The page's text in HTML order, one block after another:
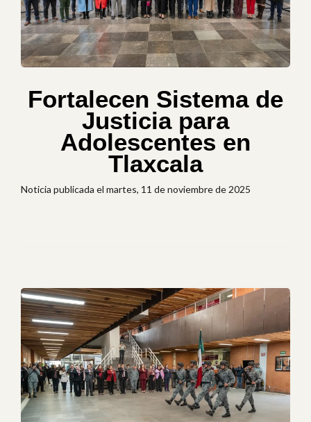
Fortalecen Sistema de
Justicia para
Adolescentes en
Tlaxcala
Noticia publicada el martes, 11 de noviembre de 2025